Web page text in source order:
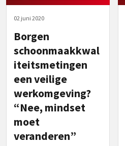
02 juni 2020
Borgen
schoonmaakkwal
iteitsmetingen
een veilige
werkomgeving?
“Nee, mindset
moet
veranderen”